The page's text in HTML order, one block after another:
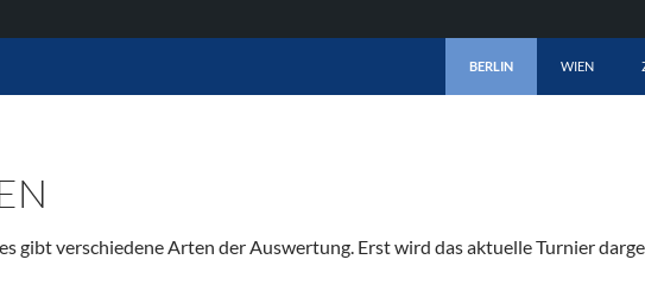
BERLIN
WIEN
gibt verschiedene Arten der Auswertung. Erst wird das aktuelle Turnier